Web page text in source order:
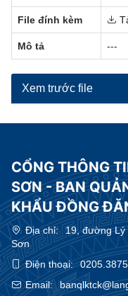
File đính kèm
Mô tả ---
Xem trước file
CỔNG THÔNG
SƠN - BAN
KHẨU ĐỒNG
Địa chỉ:
19, đường
Sơn
Điện thoại:
Email: